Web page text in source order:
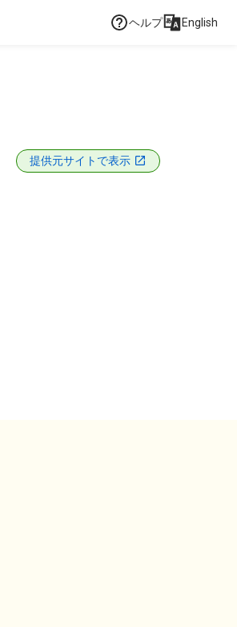
ヘルプ English
提供元サイトで表示